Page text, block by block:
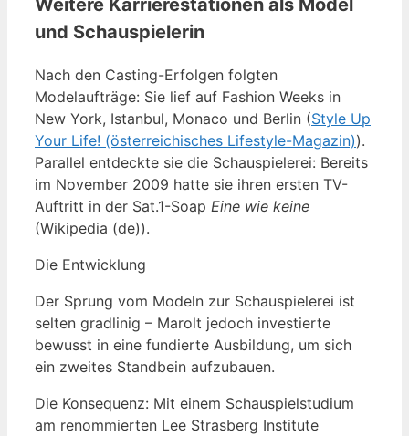
und Schauspielerin
Nach den Casting-Erfolgen folgten
Modelaufträge: Sie lief auf Fashion Weeks in
New York, Istanbul, Monaco und Berlin (Style Up
Your Life! (österreichisches Lifestyle-Magazin)).
Parallel entdeckte sie die Schauspielerei: Bereits
im November 2009 hatte sie ihren ersten TV-
Auftritt in der Sat.1-Soap Eine wie keine
(Wikipedia (de)).
Die Entwicklung
Der Sprung vom Modeln zur Schauspielerei ist
selten gradlinig – Marolt jedoch investierte
bewusst in eine fundierte Ausbildung, um sich
ein zweites Standbein aufzubauen.
Die Konsequenz: Mit einem Schauspielstudium
am renommierten Lee Strasberg Institute